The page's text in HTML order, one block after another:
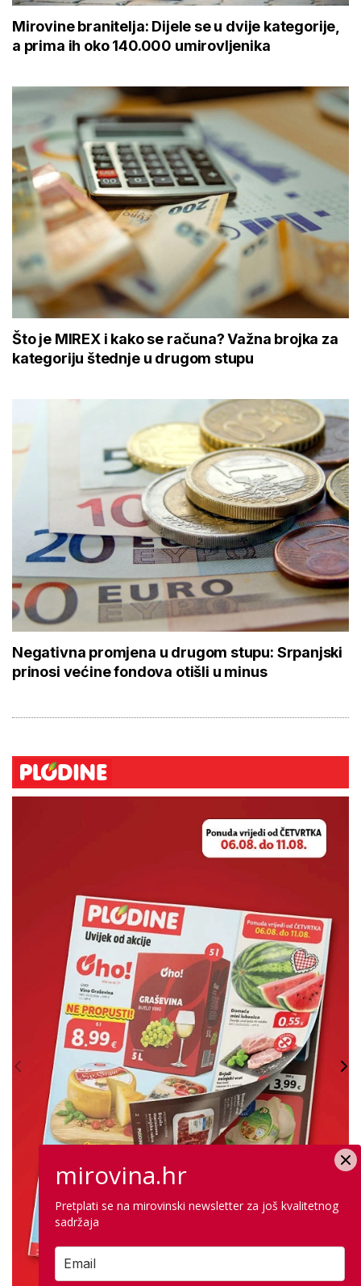
Mirovine branitelja: Dijele se u dvije kategorije,
a prima ih oko 140.000 umirovljenika
Što je MIREX i kako se računa? Važna brojka za
kategoriju štednje u drugom stupu
Negativna promjena u drugom stupu: Srpanjski
prinosi većine fondova otišli u minus
mirovina.hr
Pretplati se na mirovinski newsletter za još kvalitetnog
sadržaja